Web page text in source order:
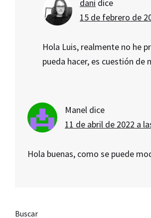
dani dice
15 de febrero de
Hola Luis, realmente no he
pueda hacer, es cuestión
Manel dice
11 de abril de 2022 a
Hola buenas, como se puede
Barra
Buscar